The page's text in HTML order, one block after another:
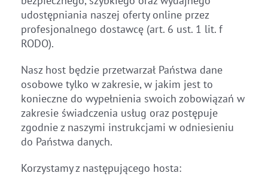
udostępniania naszej oferty online przez
profesjonalnego dostawcę (art. 6 ust. 1 lit. f
RODO).
Nasz host będzie przetwarzał Państwa dane
osobowe tylko w zakresie, w jakim jest to
konieczne do wypełnienia swoich zobowiązań w
zakresie świadczenia usług oraz postępuje
zgodnie z naszymi instrukcjami w odniesieniu
do Państwa danych.
Korzystamy z następującego hosta: